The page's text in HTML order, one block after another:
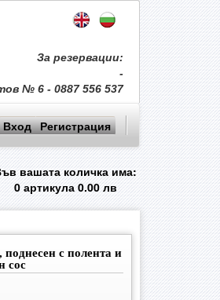
За резервации:
-
№ 6 - 0887 556 537
Вход Регистрация
вашата количка има:
0артикула0.00лв
с полента и
сос